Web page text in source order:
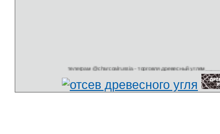
телеграм @charcoalrussia - торговля древесный